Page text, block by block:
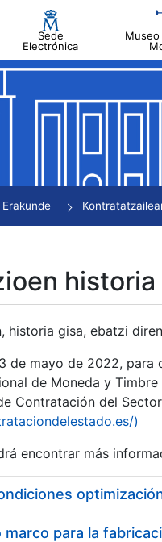
Sede
Electrónica
Museo
Ezkutatu
Ezkutatu
Erakunde
historia
historia gisa, ebatzi
de mayo de 2022, para
de Moneda y
Contratación del
)
encontrar más
marco para la